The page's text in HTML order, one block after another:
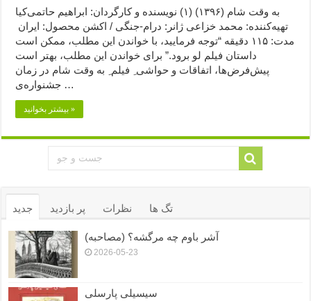
به وقت شام (۱۳۹۶) (۱) نویسنده و کارگردان: ابراهیم حاتمی‌کیا
تهیه‌کننده: محمد خزاعی ژانر: درام-جنگی / اکشن محصول: ایران
مدت: ۱۱۵ دقیقه “توجه فرمایید،‌ با خواندن این مطلب، ممکن است
داستان فیلم لو برود.” برای خواندن این مطلب، بهتر است
پیش‌فرض‌ها، اتفاقات و حواشی ِ فیلم ِ به وقت شام در زمان
جشنواره‌ی …
بیشتر بخوانید »
جدید پر بازدید نظرات تگ ها
آشر باوم چه مرگشه؟ (مصاحبه)
2026-05-23
سیسیلی پارسلی